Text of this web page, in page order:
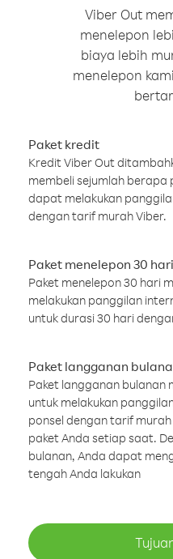
Viber Out
menelepon
biaya lebih
menelepon
Paket kredit
Kredit Viber Out
membeli sejumlah berapa
dapat melakukan
dengan tarif murah Viber.
Paket menelepon 30 hari
Paket menelepon 30 hari
melakukan panggilan
untuk durasi 30 hari
Paket langganan
Paket langganan bulanan
untuk melakukan
ponsel dengan tarif
paket Anda setiap saat.
bulanan, Anda dapat
tengah Anda lakukan